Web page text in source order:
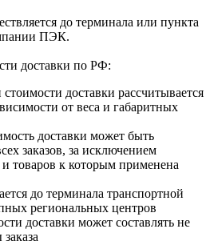
до терминала или пункта
ПЭК.
доставки по РФ:
доставки рассчитывается
от веса и габаритных
доставки может быть
заказов, за исключением
товаров к которым применена
до терминала транспортной
региональных центров
доставки может составлять не